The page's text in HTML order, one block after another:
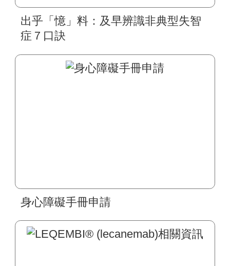
出乎「憶」料：及早辨識非典型失智
症７口訣
身心障礙手冊申請